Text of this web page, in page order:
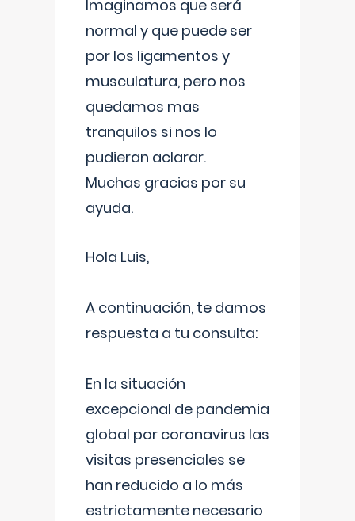
Imaginamos que será
normal y que puede ser
por los ligamentos y
musculatura, pero nos
quedamos mas
tranquilos si nos lo
pudieran aclarar.
Muchas gracias por su
ayuda.
Hola Luis,
A continuación, te damos
respuesta a tu consulta:
En la situación
excepcional de pandemia
global por coronavirus las
visitas presenciales se
han reducido a lo más
estrictamente necesario